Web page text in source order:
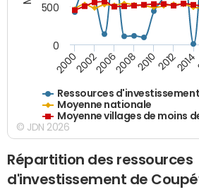
Ressources
Moyenne nationale
Moyenne villages de moins
2000200220062008201020122014
0
500
© JDN 2026
Répartition des ressources
d'investissement de